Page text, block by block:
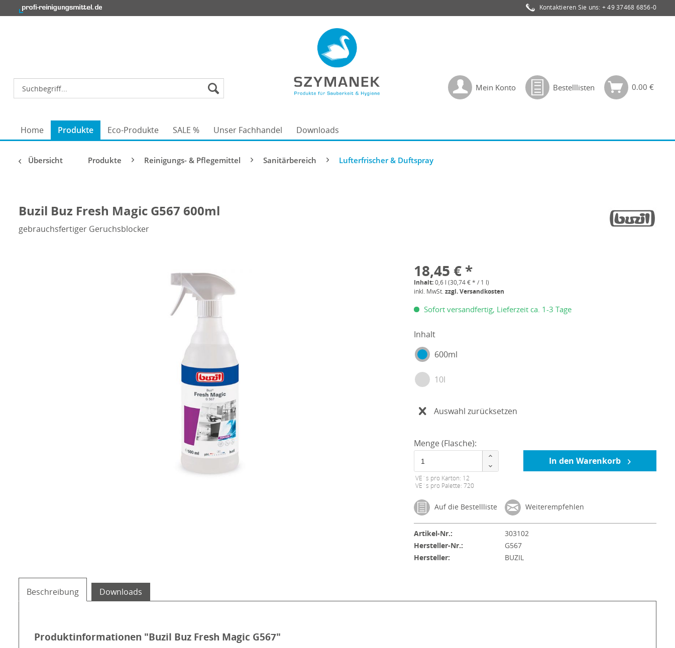
Kontaktieren Sie uns: + 49 37468 6856-0
Mein Konto Bestelllisten 0,00 €
Home Produkte Eco-Produkte SALE % Unser Fachhandel Downloads
Übersicht Produkte Reinigungs- & Pflegemittel Sanitärbereich Lufterfrischer & Duftspray
Buzil Buz Fresh Magic G567 600ml
gebrauchsfertiger Geruchsblocker
18,45 € *
Inhalt:0,6 l (30,74 € * / 1 l)
inkl. MwSt.zzgl. Versandkosten
Sofort versandfertig, Lieferzeit ca. 1-3 Tage
Inhalt
600ml
10l
Auswahl zurücksetzen
Menge (Flasche):
VE´s pro Karton: 12
VE´s pro Palette: 720
In den Warenkorb
Auf die Bestellliste Weiterempfehlen
Artikel-Nr.:
303102
Hersteller-Nr.:
G567
Hersteller:
BUZIL
Beschreibung Downloads
Produktinformationen "Buzil Buz Fresh Magic G567"